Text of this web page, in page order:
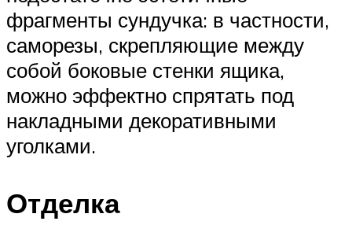
фрагменты сундучка: в частности,
саморезы, скрепляющие между
собой боковые стенки ящика,
можно эффектно спрятать под
накладными декоративными
уголками.
Отделка